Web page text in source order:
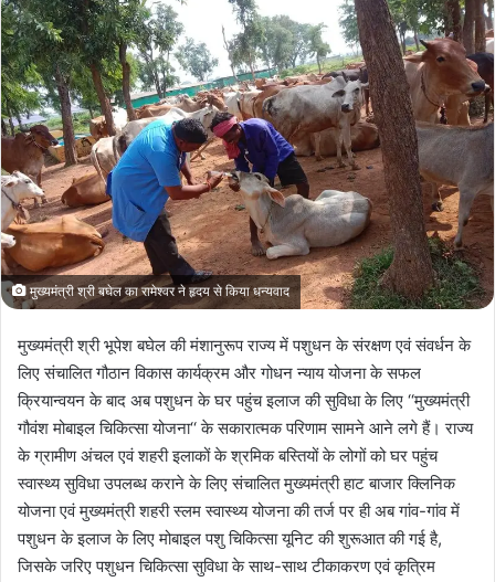
X
मुख्यमंत्री श्री बघेल का रामेश्वर ने हृदय से किया धन्यवाद
मुख्यमंत्री श्री भूपेश बघेल की मंशानुरूप राज्य में पशुधन के संरक्षण एवं संवर्धन के
लिए संचालित गौठान विकास कार्यक्रम और गोधन न्याय योजना के सफल
क्रियान्वयन के बाद अब पशुधन के घर पहुंच इलाज की सुविधा के लिए ‘‘मुख्यमंत्री
गौवंश मोबाइल चिकित्सा योजना‘‘ के सकारात्मक परिणाम सामने आने लगे हैं। राज्य
के ग्रामीण अंचल एवं शहरी इलाकों के श्रमिक बस्तियों के लोगों को घर पहुंच
स्वास्थ्य सुविधा उपलब्ध कराने के लिए संचालित मुख्यमंत्री हाट बाजार क्लिनिक
योजना एवं मुख्यमंत्री शहरी स्लम स्वास्थ्य योजना की तर्ज पर ही अब गांव-गांव में
पशुधन के इलाज के लिए मोबाइल पशु चिकित्सा यूनिट की शुरूआत की गई है,
जिसके जरिए पशुधन चिकित्सा सुविधा के साथ-साथ टीकाकरण एवं कृत्रिम